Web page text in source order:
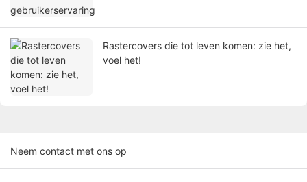
Rastercovers die tot leven komen: zie het,
voel het!
Neem contact met ons op